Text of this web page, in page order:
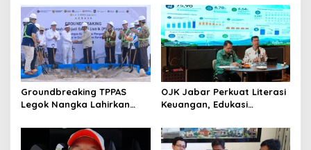
Sebarkan Lokasi Penjualan
Narkotika
Groundbreaking TPPAS
Legok Nangka Lahirkan
Penyelesaian Sampah
Bandung Raya
OJK Jabar Perkuat Literasi
Keuangan, Edukasi
Pertumbuhan Ekonomi